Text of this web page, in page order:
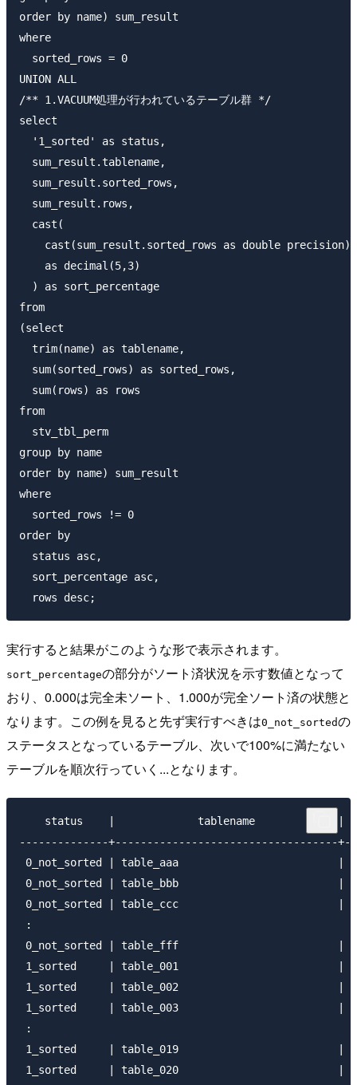
order by name) sum_result
where
  sorted_rows = 0
UNION ALL
/** 1.VACUUM処理が行われているテーブル群 */
select
  '1_sorted' as status,
  sum_result.tablename,
  sum_result.sorted_rows,
  sum_result.rows,
  cast(
cast(sum_result.sorted_rows as double
    as decimal(5,3)
  ) as sort_percentage
from
(select
  trim(name) as tablename,
  sum(sorted_rows) as sorted_rows,
  sum(rows) as rows
from
  stv_tbl_perm
group by name
order by name) sum_result
where
  sorted_rows != 0
order by
  status asc,
  sort_percentage asc,
実行すると結果がこのような形で表示されます。
sort_percentageの部分がソート済状況を示す数値となって
おり、0.000は完全未ソート、1.000が完全ソート済の状態と
なります。この例を見ると先ず実行すべきは0_not_sortedの
ステータスとなっているテーブル、次いで100%に満たない
テーブルを順次行っていく...となります。
status    |             tablename             |
--------------+-----------------------------------
0_not_sorted | table_aaa                         |
0_not_sorted | table_bbb                         |
0_not_sorted | table_ccc                         |
:
0_not_sorted | table_fff
1_sorted     | table_001                         |
1_sorted     | table_002                         |
1_sorted     | table_003                         |
:
1_sorted     | table_019                         |